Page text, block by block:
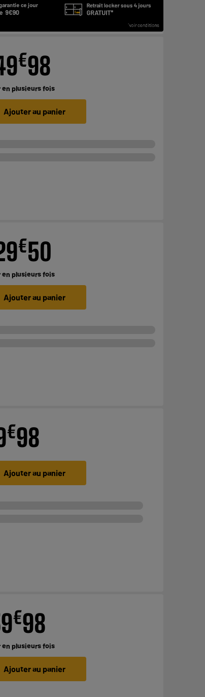
€98
en plusieurs fois
Ajouter au panier
€50
en plusieurs fois
Ajouter au panier
€98
Ajouter au panier
€98
en plusieurs fois
Ajouter au panier